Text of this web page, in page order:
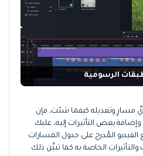
الرسومية
مسارٍ وتعديله كيفما شئت، فإن
وإضافة بعض التأثيرات إليه، عليك
الفيديو المُدرج على جدول المسارات
الخاصة به كما تبيِّن ذلك